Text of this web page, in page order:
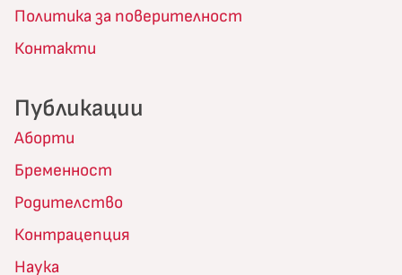
Политика за поверителност
Контакти
Публикации
Аборти
Бременност
Родителство
Контрацепция
Наука